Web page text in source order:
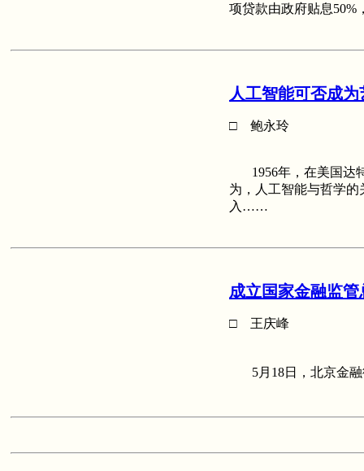
项贷款由政府贴息
人工智能可否成为
□ 鲍永玲
1956年，在美国达特
为，人工智能与哲学
入……
成立国家金融监
□ 王庆峰
5月18日，北京金融